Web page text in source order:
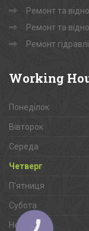
Ремонт та
Ремонт та
Ремонт
Working
Понеділок
Вівторок
Середа
Четверг
П'ятниця
Субота
НеділяКНОПКА